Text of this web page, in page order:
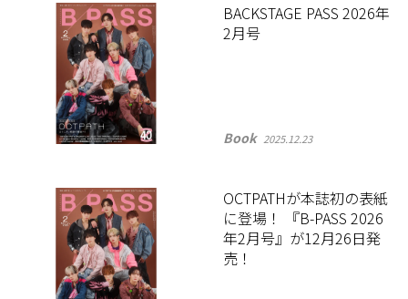
BACKSTAGE PASS 2026年
2月号
Book 2025.12.23
OCTPATHが本誌初の表紙
に登場！ 『B-PASS 2026
年2月号』が12月26日発
売！